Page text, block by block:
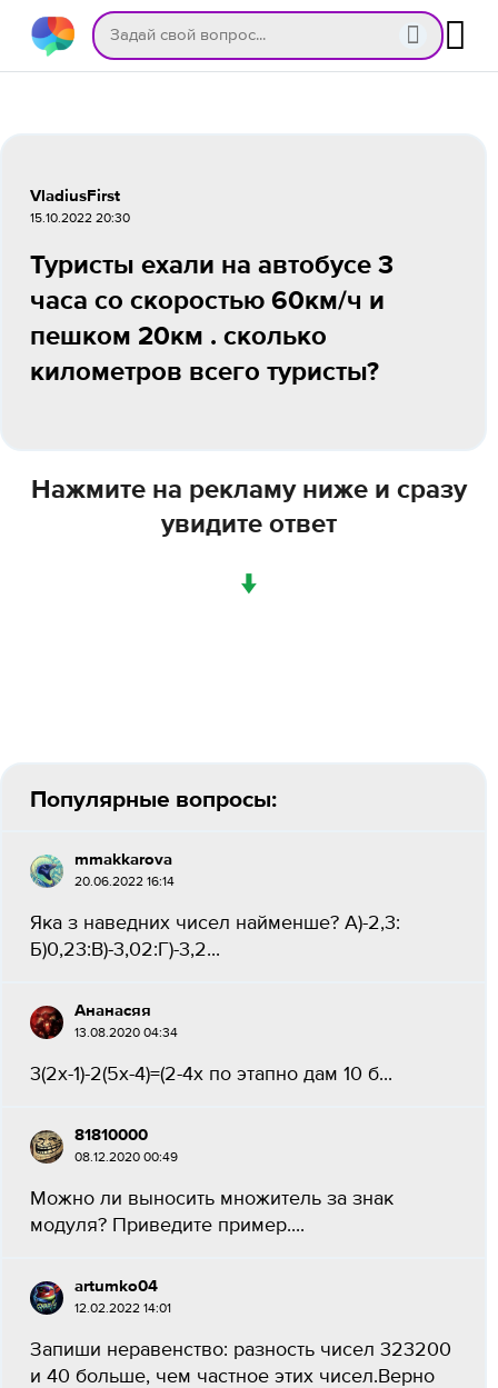
VladiusFirst
15.10.2022 20:30
Туристы ехали на автобусе 3
часа со скоростью 60км/ч и
пешком 20км . сколько
километров всего туристы?
Нажмите на рекламу ниже и сразу
увидите ответ
↓
Популярные вопросы:
mmakkarova
20.06.2022 16:14
Яка з наведних чисел найменше? А)-2,3:
Б)0,23:В)-3,02:Г)-3,2...
Ананасяя
13.08.2020 04:34
3(2х-1)-2(5х-4)=(2-4х по этапно дам 10 б​...
81810000
08.12.2020 00:49
Можно ли выносить множитель за знак
модуля? Приведите пример.​...
artumko04
12.02.2022 14:01
Запиши неравенство: разность чисел 323200
и 40 больше, чем частное этих чисел.Верно